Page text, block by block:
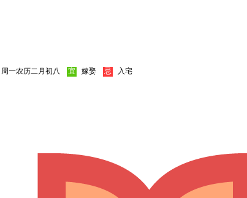
周一农历二月初八 宜 嫁娶 忌 入宅